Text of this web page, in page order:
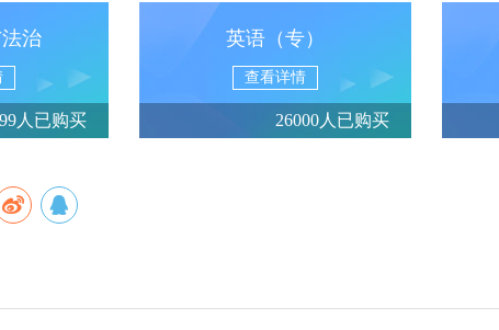
治
人已购买
英语（专）
查看详情
26000人已购买